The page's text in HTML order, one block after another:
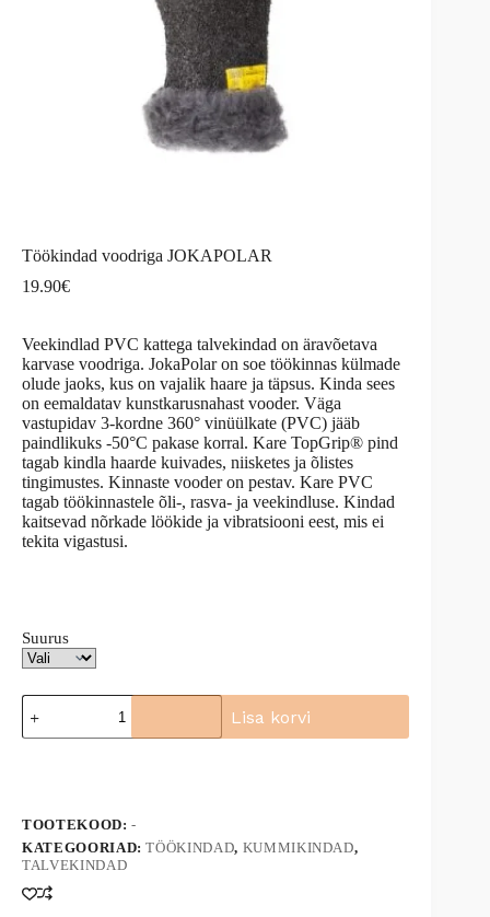
Töökindad voodriga JOKAPOLAR
19.90€
Veekindlad PVC kattega talvekindad on äravõetava
karvase voodriga. JokaPolar on soe töökinnas külmade
olude jaoks, kus on vajalik haare ja täpsus. Kinda sees
on eemaldatav kunstkarusnahast vooder. Väga
vastupidav 3-kordne 360° vinüülkate (PVC) jääb
paindlikuks -50°C pakase korral. Kare TopGrip® pind
tagab kindla haarde kuivades, niisketes ja õlistes
tingimustes. Kinnaste vooder on pestav. Kare PVC
tagab töökinnastele õli-, rasva- ja veekindluse. Kindad
kaitsevad nõrkade löökide ja vibratsiooni eest, mis ei
tekita vigastusi.
Suurus
Töökindad
voodriga
JOKAPOLAR
Lisa korvi
r
n
a
t
TOOTEKOOD:-
KATEGOORIAD:TÖÖKINDAD, KUMMIKINDAD,
TALVEKINDAD